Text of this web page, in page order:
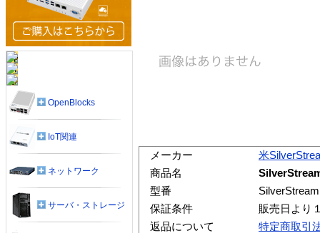
メーカー
米
商品名
型番
保証条件
販売日より
返品について
特定商取引
OpenBlocks
IoT関連
ネットワーク
サーバ・ストレージ